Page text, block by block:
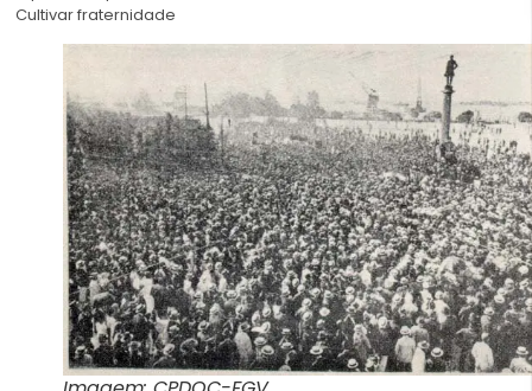
Cultivar fraternidade